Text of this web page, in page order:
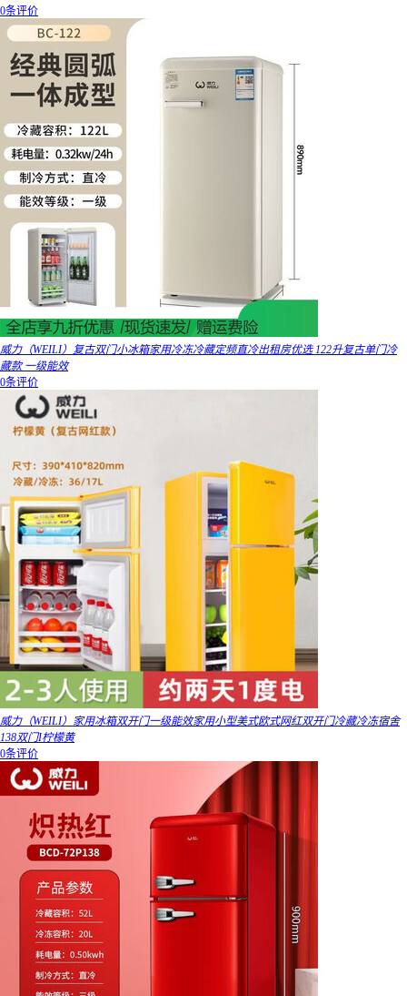
0条评价
威力（WEILI）复古双门小冰箱家用冷冻冷藏定频直冷出租房优选 122升复古单门冷
藏款 一级能效
0条评价
威力（WEILI）家用冰箱双开门一级能效家用小型美式欧式网红双开门冷藏冷冻宿舍
138双门I柠檬黄
0条评价